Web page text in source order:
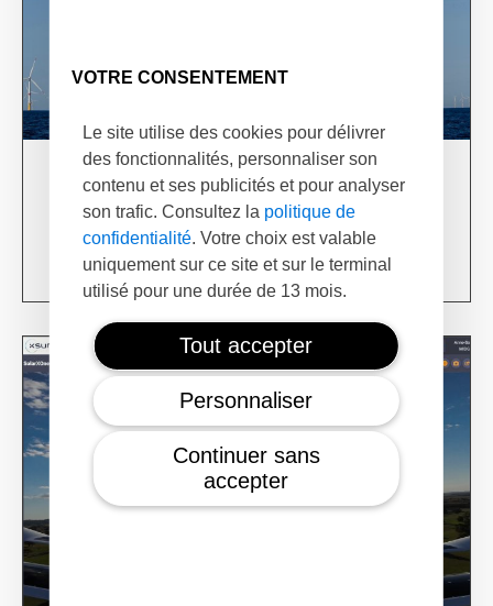
03/06/24
XSun & TotalEnergies on prospection mission in
Learn more
VOTRE CONSENTEMENT
Le site utilise des cookies pour délivrer
des fonctionnalités, personnaliser son
contenu et ses publicités et pour analyser
son trafic. Consultez la politique de
confidentialité. Votre choix est valable
uniquement sur ce site et sur le terminal
utilisé pour une durée de 13 mois.
Tout accepter
Personnaliser
Continuer sans
accepter